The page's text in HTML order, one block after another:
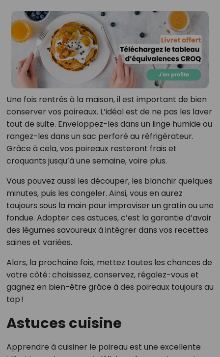
Une fois rentrés à la maison, il est important de bien
conserver vos poireaux. L’idéal est de ne pas les laver
tout de suite. Enveloppez-les dans un linge humide ou
rangez-les dans un sac perforé au réfrigérateur.
Grâce à cela, vos poireaux resteront frais et
croquants jusqu’à une semaine, voire plus.
Vous pouvez aussi les découper, les blanchir quelques
minutes, puis les congeler. Ainsi, vous en aurez
toujours sous la main pour improviser un gratin ou une
fondue. Adopter ces astuces, c’est la garantie d’avoir
des légumes savoureux à intégrer dans vos recettes
saines et variées.
Alors, la prochaine fois, mettez toutes les chances de
votre côté : choisissez, conservez, régalez-vous et
gagnez en bien-être grâce à des poireaux toujours au
top !
Astuces cuisine
Apprendre à cuisiner le poireau est une excellente